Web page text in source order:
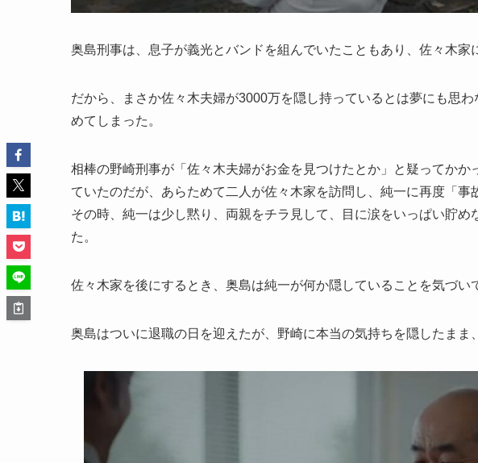
奥島刑事は、息子が義光とバンドを組んでいたこともあり、佐々木家
だから、まさか佐々木夫婦が3000万を隠し持っているとは夢にも思
めてしまった。
相棒の野崎刑事が「佐々木夫婦がお金を見つけたとか」と疑ってかか
ていたのだが、あらためて二人が佐々木家を訪問し、純一に再度「事
その時、純一は少し黙り、両親をチラ見して、目に涙をいっぱい貯め
た。
佐々木家を後にするとき、奥島は純一が何か隠していることを気づい
奥島はついに退職の日を迎えたが、野崎に本当の気持ちを隠したまま